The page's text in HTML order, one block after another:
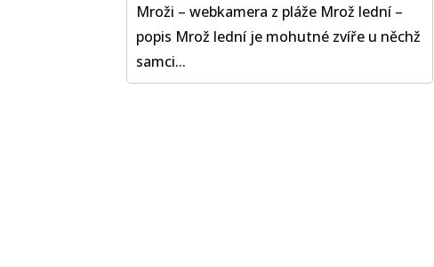
Mroži – webkamera z pláže Mrož lední –
popis Mrož lední je mohutné zvíře u něchž
samci...